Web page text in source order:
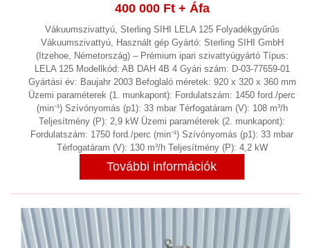
400 000 Ft+ Áfa
Vákuumszivattyú, Sterling SIHI LELA 125 Folyadékgyűrűs
Vákuumszivattyú, Használt gép Gyártó: Sterling SIHI GmbH
(Itzehoe, Németország) – Prémium ipari szivattyúgyártó Típus:
LELA 125 Modellkód: AB DAH 4B 4 Gyári szám: D-03-77659-01
Gyártási év: Baujahr 2003 Befoglaló méretek: 920 x 320 x 360 mm
Üzemi paraméterek (1. munkapont): Fordulatszám: 1450 ford./perc
(min⁻¹) Szívónyomás (p1): 33 mbar Térfogatáram (V): 108 m³/h
Teljesítmény (P): 2,9 kW Üzemi paraméterek (2. munkapont):
Fordulatszám: 1750 ford./perc (min⁻¹) Szívónyomás (p1): 33 mbar
Térfogatáram (V): 130 m³/h Teljesítmény (P): 4,2 kW
További információk